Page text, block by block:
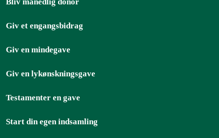
Giv et engangsbidrag
Giv en mindegave
Giv en lykønskningsgave
Testamenter en gave
Start din egen indsamling